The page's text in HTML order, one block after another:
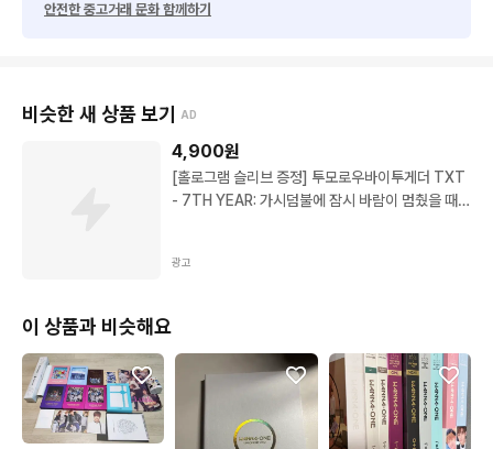
안전한 중고거래 문화 함께하기
비슷한 새 상품 보기 AD
4,900원
[홀로그램 슬리브 증정] 투모로우바이투게더 TXT
- 7TH YEAR: 가시덤불에 잠시 바람이 멈췄을 때
광고
이 상품과 비슷해요